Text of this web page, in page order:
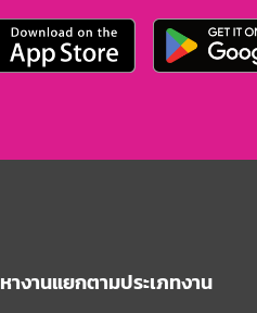
หางานแยกตามประเภทงาน